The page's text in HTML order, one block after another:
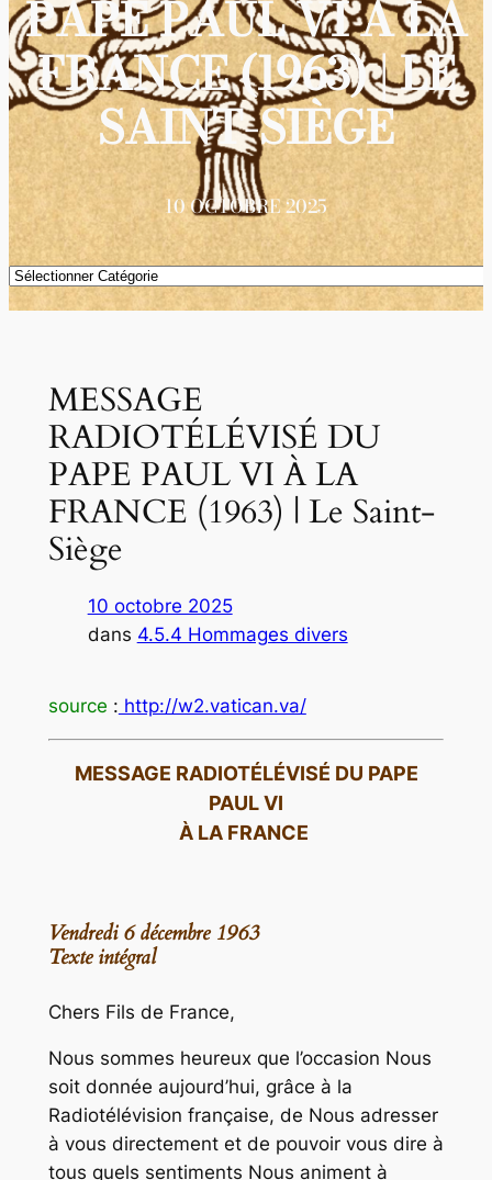
PAPE PAUL VI À LA
FRANCE (1963) | LE
SAINT-SIÈGE
10 OCTOBRE 2025
Catégories
MESSAGE
RADIOTÉLÉVISÉ DU
PAPE PAUL VI À LA
FRANCE (1963) | Le Saint-
Siège
10 octobre 2025
dans 4.5.4 Hommages divers
source : http://w2.vatican.va/
MESSAGE RADIOTÉLÉVISÉ DU PAPE
PAUL VI
À LA FRANCE
Vendredi 6 décembre 1963
Texte intégral
Chers Fils de France,
Nous sommes heureux que l’occasion Nous
soit donnée aujourd’hui, grâce à la
Radiotélévision française, de Nous adresser
à vous directement et de pouvoir vous dire à
tous quels sentiments Nous animent à